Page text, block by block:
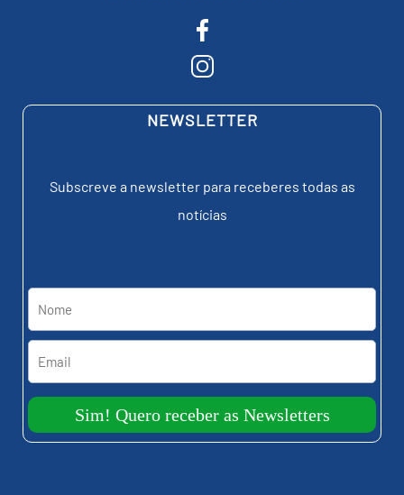
NEWSLETTER
Subscreve a newsletter para receberes todas as
notícias
Sim! Quero receber as Newsletters